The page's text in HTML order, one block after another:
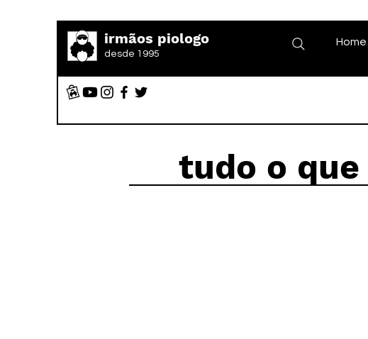
irmãos piologo
desde 1995
Home
tudo o